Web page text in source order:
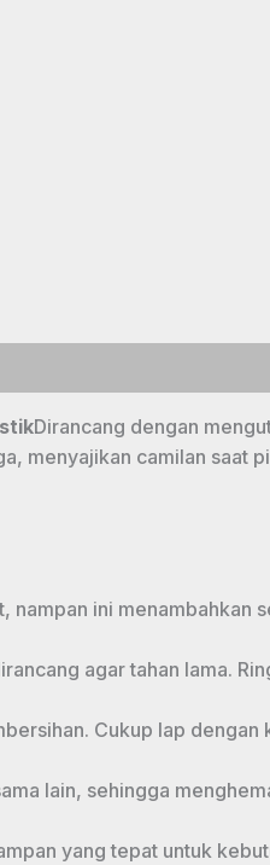
Dirancang dengan
menyajikan camilan saat
ini menambahkan
agar tahan lama.
Cukup lap dengan
lain, sehingga
yang tepat untuk